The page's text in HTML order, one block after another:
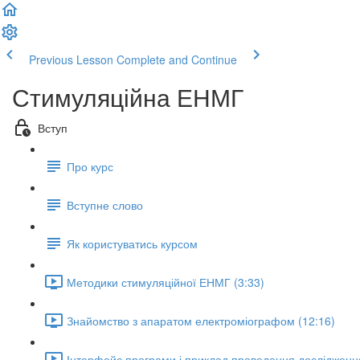
Previous Lesson Complete and Continue
Стимуляційна ЕНМГ
Вступ
Про курс
Вступне слово
Як користуватись курсом
Методики стимуляційної ЕНМГ (3:33)
Знайомство з апаратом електроміографом (12:16)